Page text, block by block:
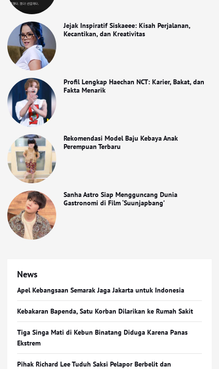
Jejak Inspiratif Siskaeee: Kisah Perjalanan,
Kecantikan, dan Kreativitas
Profil Lengkap Haechan NCT: Karier, Bakat, dan
Fakta Menarik
Rekomendasi Model Baju Kebaya Anak
Perempuan Terbaru
Sanha Astro Siap Mengguncang Dunia
Gastronomi di Film ‘Suunjapbang’
News
Apel Kebangsaan Semarak Jaga Jakarta untuk Indonesia
Kebakaran Bapenda, Satu Korban Dilarikan ke Rumah Sakit
Tiga Singa Mati di Kebun Binatang Diduga Karena Panas
Ekstrem
Pihak Richard Lee Tuduh Saksi Pelapor Berbelit dan